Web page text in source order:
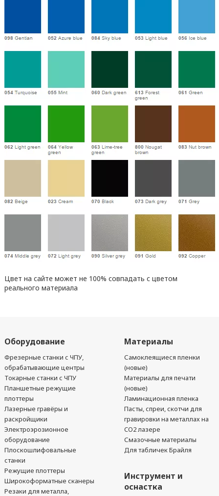
Цвет на сайте может не 100% совпадать с цветом
реального материала
Оборудование
Фрезерные станки с ЧПУ,
обрабатывающие центры
Токарные станки с ЧПУ
Планшетные режущие
плоттеры
Лазерные гравёры и
раскройщики
Электроэрозионное
оборудование
Плоскошлифовальные
станки
Режущие плоттеры
Широкоформатные сканеры
Резаки для металла,
Материалы
Самоклеящиеся пленки
(новые)
Материалы для печати
(новые)
Ламинационная пленка
Пасты, спреи, скотчи для
гравировки на металлах на
CO2 лазере
Смазочные материалы
Для табличек Брайля
Инструмент и
оснастка